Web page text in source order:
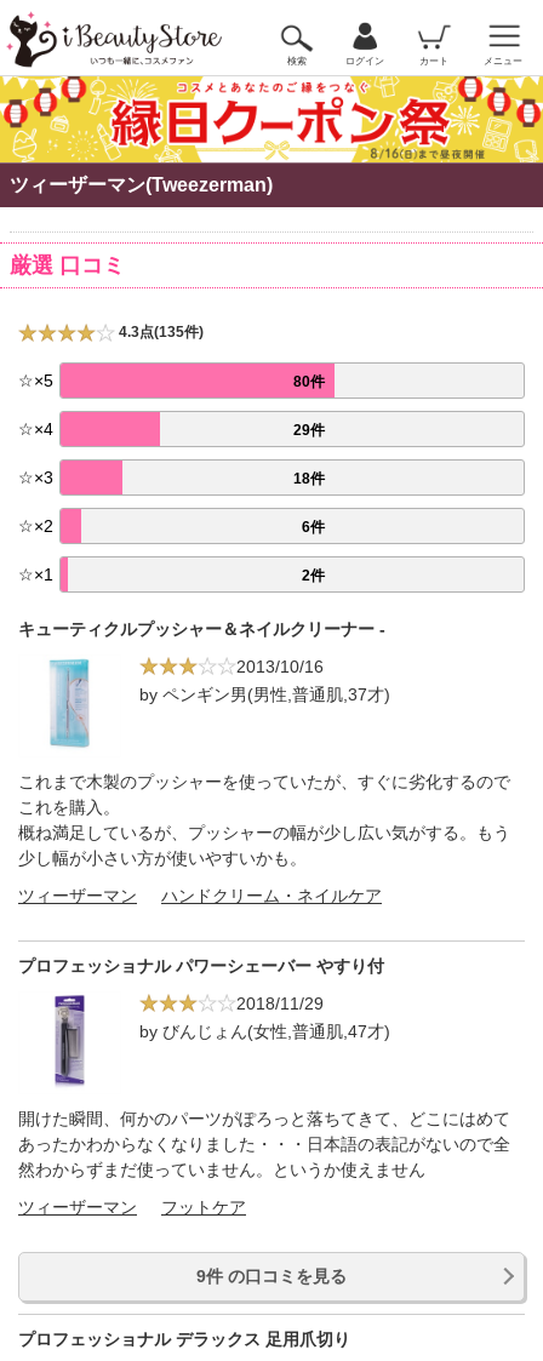
検索 ログイン カート メニュー
ツィーザーマン(Tweezerman)
厳選 口コミ
4.3点(135件)
☆×5 80件
☆×4 29件
☆×3 18件
☆×2 6件
☆×1 2件
キューティクルプッシャー＆ネイルクリーナー -
2013/10/16
by ペンギン男(男性,普通肌,37才)
これまで木製のプッシャーを使っていたが、すぐに劣化するので
これを購入。
概ね満足しているが、プッシャーの幅が少し広い気がする。もう
少し幅が小さい方が使いやすいかも。
ツィーザーマン
ハンドクリーム・ネイルケア
プロフェッショナル パワーシェーバー やすり付
2018/11/29
by びんじょん(女性,普通肌,47才)
開けた瞬間、何かのパーツがぽろっと落ちてきて、どこにはめて
あったかわからなくなりました・・・日本語の表記がないので全
然わからずまだ使っていません。というか使えません
ツィーザーマン
フットケア
9件 の口コミを見る
プロフェッショナル デラックス 足用爪切り